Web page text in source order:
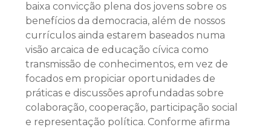
baixa convicção plena dos jovens sobre os
benefícios da democracia, além de nossos
currículos ainda estarem baseados numa
visão arcaica de educação cívica como
transmissão de conhecimentos, em vez de
focados em propiciar oportunidades de
práticas e discussões aprofundadas sobre
colaboração, cooperação, participação social
e representação política. Conforme afirma